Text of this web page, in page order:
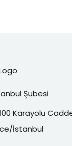
Şubesi
Karayolu
İstanbul